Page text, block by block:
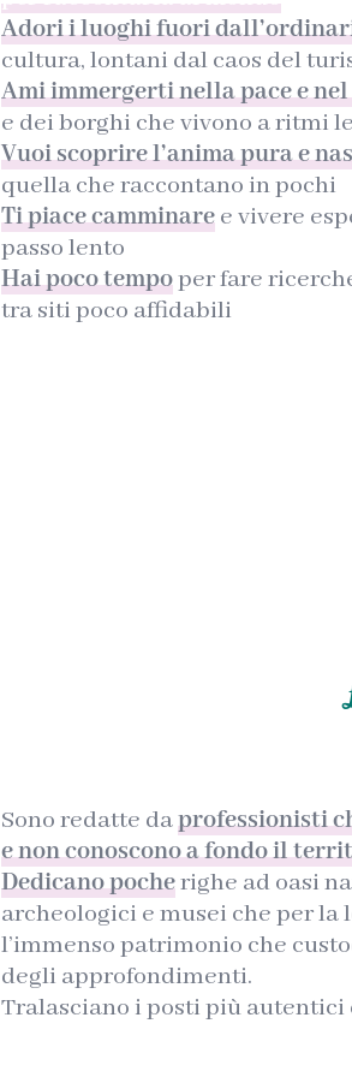
Adori i luoghi fuori
cultura, lontani dal caos del
Ami immergerti nella pace e
e dei borghi che vivono a ritmi
Vuoi scoprire l’anima pura e
quella che raccontano in pochi
Ti piace camminare e vivere
passo lento
Hai poco tempoper fare
tra siti poco affidabili
Sono redatte daprofessionisti
e non conoscono a fondo il
Dedicano pocherighe ad oasi
archeologici e musei che per la
l’immenso patrimonio che
degli approfondimenti.
Tralasciano i posti più autentici